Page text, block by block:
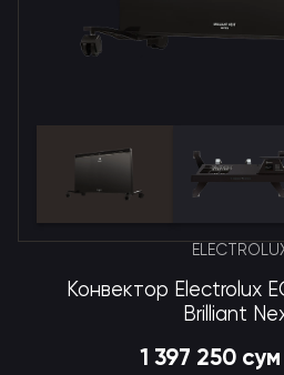
Конвектор Electrolux
Brilliant
1 397 250